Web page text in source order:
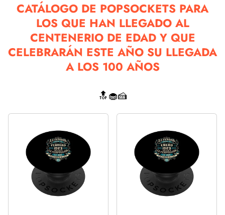
CATÁLOGO DE POPSOCKETS PARA
LOS QUE HAN LLEGADO AL
CENTENERIO DE EDAD Y QUE
CELEBRARÁN ESTE AÑO SU LLEGADA
A LOS 100 AÑOS
🔝🧁🍰